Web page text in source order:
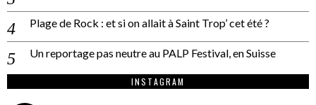
Plage de Rock : et si on allait à Saint Trop’ cet été ?
Un reportage pas neutre au PALP Festival, en Suisse
INSTAGRAM